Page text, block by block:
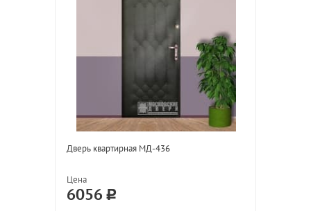
Дверь квартирная МД-436
Цена
6056